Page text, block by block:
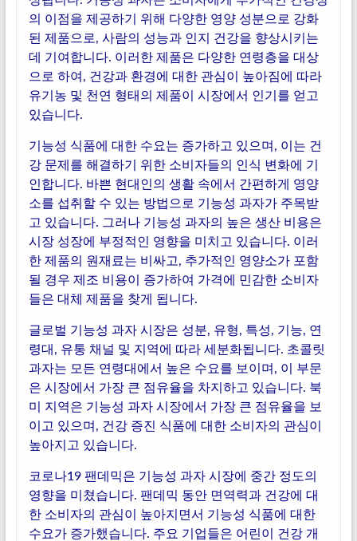
의 이점을 제공하기 위해 다양한 영양 성분으로 강화
된 제품으로, 사람의 성능과 인지 건강을 향상시키는
데 기여합니다. 이러한 제품은 다양한 연령층을 대상
으로 하여, 건강과 환경에 대한 관심이 높아짐에 따라
유기농 및 천연 형태의 제품이 시장에서 인기를 얻고
있습니다.
기능성 식품에 대한 수요는 증가하고 있으며, 이는 건
강 문제를 해결하기 위한 소비자들의 인식 변화에 기
인합니다. 바쁜 현대인의 생활 속에서 간편하게 영양
소를 섭취할 수 있는 방법으로 기능성 과자가 주목받
고 있습니다. 그러나 기능성 과자의 높은 생산 비용은
시장 성장에 부정적인 영향을 미치고 있습니다. 이러
한 제품의 원재료는 비싸고, 추가적인 영양소가 포함
될 경우 제조 비용이 증가하여 가격에 민감한 소비자
들은 대체 제품을 찾게 됩니다.
글로벌 기능성 과자 시장은 성분, 유형, 특성, 기능, 연
령대, 유통 채널 및 지역에 따라 세분화됩니다. 초콜릿
과자는 모든 연령대에서 높은 수요를 보이며, 이 부문
은 시장에서 가장 큰 점유율을 차지하고 있습니다. 북
미 지역은 기능성 과자 시장에서 가장 큰 점유율을 보
이고 있으며, 건강 증진 식품에 대한 소비자의 관심이
높아지고 있습니다.
코로나19 팬데믹은 기능성 과자 시장에 중간 정도의
영향을 미쳤습니다. 팬데믹 동안 면역력과 건강에 대
한 소비자의 관심이 높아지면서 기능성 식품에 대한
수요가 증가했습니다. 주요 기업들은 어린이 건강 개